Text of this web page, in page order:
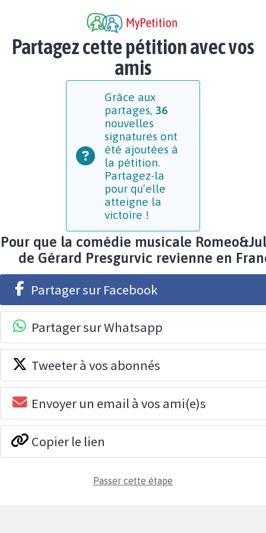
Partagez cette pétition avec vos
amis
Grâce aux
partages, 36
nouvelles
signatures ont
été ajoutées à
la pétition.
Partagez-la
pour qu’elle
atteigne la
victoire !
Pour que la comédie musicale
de Gérard Presgurvic revienne en
Partager sur Facebook
Partager sur Whatsapp
Tweeter à vos abonnés
Envoyer un email à vos ami(e)s
Copier le lien
Passer cette étape